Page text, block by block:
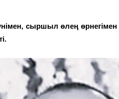
сыршыл өлең өрнегімен